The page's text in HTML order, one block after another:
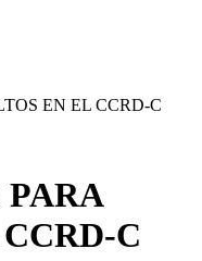
EN EL CCRD-C
C